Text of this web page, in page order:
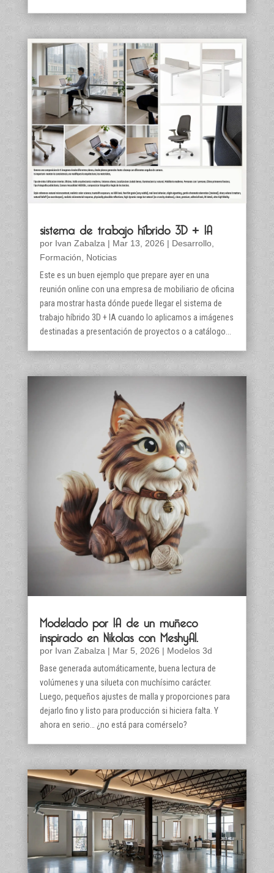
sistema de trabajo híbrido 3D + IA
por Ivan Zabalza | Mar 13, 2026 | Desarrollo,
Formación
Noticias
Este es un buen ejemplo que prepare ayer en una
reunión online con una empresa de mobiliario de oficina
para mostrar hasta dónde puede llegar el sistema de
trabajo híbrido 3D + IA cuando lo aplicamos a imágenes
destinadas a presentación de proyectos o a catálogo...
Modelado por IA de un muñeco
inspirado en Nikolas con MeshyAI.
por Ivan Zabalza | Mar 5, 2026 | Modelos 3d
Base generada automáticamente, buena lectura de
volúmenes y una silueta con muchísimo carácter.
Luego, pequeños ajustes de malla y proporciones para
dejarlo fino y listo para producción si hiciera falta. Y
ahora en serio… ¿no está para comérselo?